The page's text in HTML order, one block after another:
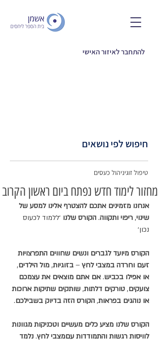
להתחבר לאיזור האישי
חיפוש לפי נושאים
טיפול זוגיניהול כעסים
מחזור לימוד חדש נפתח ביום ראשון הקרוב
אנחנו מזמינים אתכם להצטרף אלינו למסע של
שינוי, ריפוי ותקווה. הקורס שלנו ׳ללמוד לכעוס
נכון׳
הקורס מיועד לגברים ונשים שחווים התפרצויות
זעם וחרדה במצבי לחץ – בזוגיות, מול הילדים,
או אפילו בכביש. אם אתם מוצאים את עצמכם
צועקים, טורקים דלתות, שותקים שתיקות ארוכות
או נוהגים בפראות, הקורס הזה בדיוק בשבילכם.
הקורס שלנו מציע כלים מעשיים וטכניקות מגוונות
לוויסות רגשות והתמודדות עםמצבי לחץ. נלמד